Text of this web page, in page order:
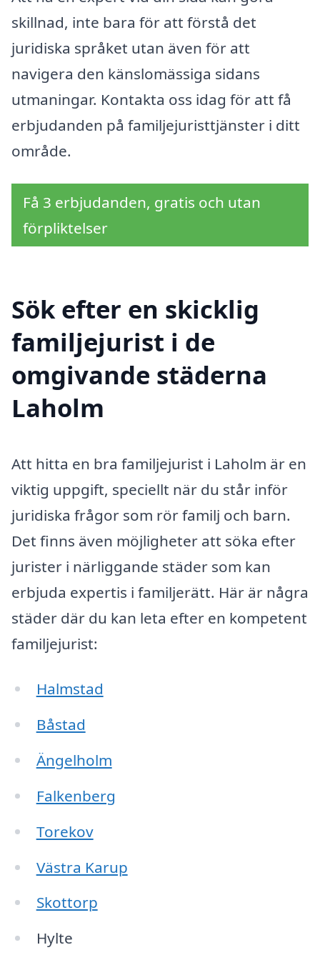
skillnad, inte bara för att förstå det
juridiska språket utan även för att
navigera den känslomässiga sidans
utmaningar. Kontakta oss idag för att få
erbjudanden på familjejuristtjänster i ditt
område.
Få 3 erbjudanden, gratis och utan
förpliktelser
Sök efter en skicklig
familjejurist i de
omgivande städerna
Laholm
Att hitta en bra familjejurist i Laholm är en
viktig uppgift, speciellt när du står inför
juridiska frågor som rör familj och barn.
Det finns även möjligheter att söka efter
jurister i närliggande städer som kan
erbjuda expertis i familjerätt. Här är några
städer där du kan leta efter en kompetent
familjejurist:
Halmstad
Båstad
Ängelholm
Falkenberg
Torekov
Västra Karup
Skottorp
Hylte